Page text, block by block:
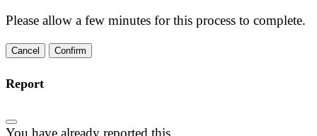
Please allow a few minutes for this process to complete.
Confirm
Report
You have already reported this